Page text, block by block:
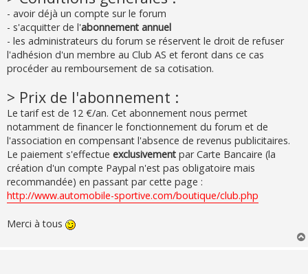
- avoir déjà un compte sur le forum
- s'acquitter de l'abonnement annuel
- les administrateurs du forum se réservent le droit de refuser
l'adhésion d'un membre au Club AS et feront dans ce cas
procéder au remboursement de sa cotisation.
> Prix de l'abonnement :
Le tarif est de 12 €/an. Cet abonnement nous permet
notamment de financer le fonctionnement du forum et de
l'association en compensant l'absence de revenus publicitaires.
Le paiement s'effectue exclusivement par Carte Bancaire (la
création d'un compte Paypal n'est pas obligatoire mais
recommandée) en passant par cette page :
http://www.automobile-sportive.com/boutique/club.php
Merci à tous